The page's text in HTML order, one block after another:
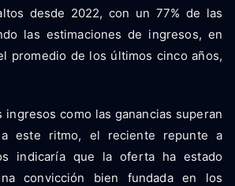
desde 2022, con un 77% de las
las estimaciones de ingresos, en
promedio de los últimos cinco años,
ingresos como las ganancias superan
a este ritmo, el reciente repunte a
indicaría que la oferta ha estado
convicción bien fundada en los